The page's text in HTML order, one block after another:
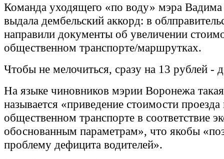
Команда уходящего «по воду» мэра Вадима
выдала дембельский аккорд: в
направили документы об увеличении
общественном транспорте/маршрутках.
Чтобы не мелочиться, сразу на 13 рублей -
На языке чиновников мэрии Воронежа
называется «приведение стоимости проезда
общественном транспорте в соответствие
обоснованным параметрам», что якобы
проблему дефицита водителей».